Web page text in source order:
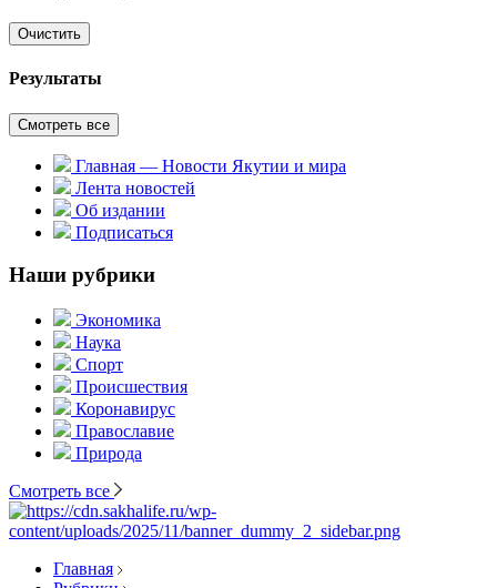
Очистить
Результаты
Смотреть все
Главная — Новости Якутии и мира
Лента новостей
Об издании
Подписаться
Наши рубрики
Экономика
Наука
Спорт
Происшествия
Коронавирус
Православие
Природа
Смотреть все
Главная